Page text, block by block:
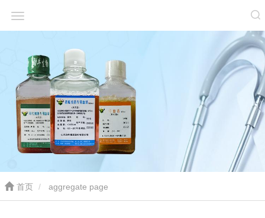
首页 aggregate page